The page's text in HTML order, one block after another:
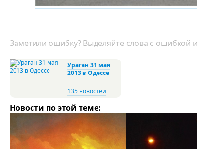
Заметили ошибку? Выделяйте слова с
Ураган 31 мая
2013 в Одессе
135 новостей
Новости по этой теме: